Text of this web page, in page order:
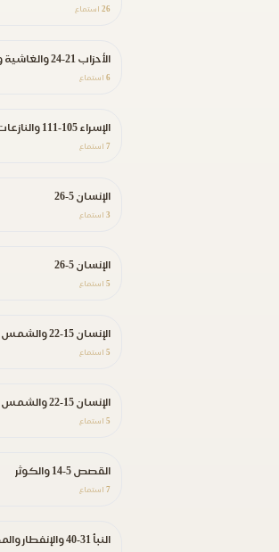
26 استماع
الأحزاب 21-24 والغاشية والفجر
6 استماع
الإسراء 105-111 والنازعات 26-33
7 استماع
الإنسان 5-26
3 استماع
الإنسان 5-26
5 استماع
الإنسان 15-22 والشمس
5 استماع
الإنسان 15-22 والشمس
5 استماع
القصص 5-14 والكوثر
7 استماع
النبأ 31-40 والإنفطار والمطففين